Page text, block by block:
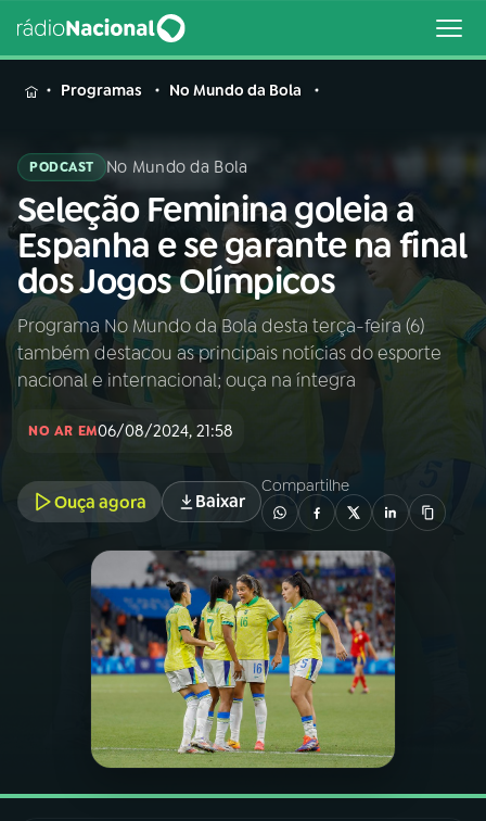
MENU
Buscar
na
Rádio
Nacional
Buscar
AO VIVO
INÍCIO
PROGRAMAS
PODCASTS
VIDEOCASTS
Programas No Mundo da Bola
PODCAST No Mundo da Bola
Seleção Feminina goleia a
Espanha e se garante na final
dos Jogos Olímpicos
Programa No Mundo da Bola desta terça-feira (6)
também destacou as principais notícias do esporte
nacional e internacional; ouça na íntegra
NO AR EM06/08/2024, 21:58
Ouça agora Baixar
Compartilhe